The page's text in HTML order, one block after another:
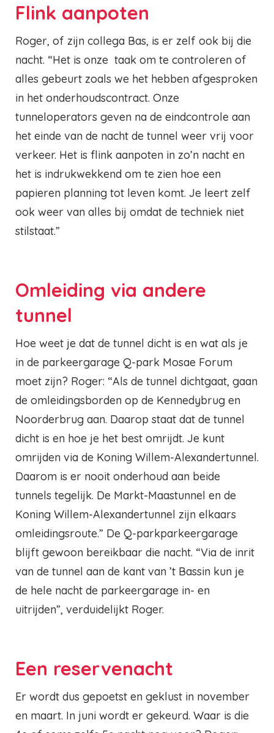
Flink aanpoten
Roger, of zijn collega Bas, is er zelf ook bij die
nacht. “Het is onze taak om te controleren of
alles gebeurt zoals we het hebben afgesproken
in het onderhoudscontract. Onze
tunneloperators geven na de eindcontrole aan
het einde van de nacht de tunnel weer vrij voor
verkeer. Het is flink aanpoten in zo’n nacht en
het is indrukwekkend om te zien hoe een
papieren planning tot leven komt. Je leert zelf
ook weer van alles bij omdat de techniek niet
stilstaat.”
Omleiding via andere
tunnel
Hoe weet je dat de tunnel dicht is en wat als je
in de parkeergarage Q-park Mosae Forum
moet zijn? Roger: “Als de tunnel dichtgaat, gaan
de omleidingsborden op de Kennedybrug en
Noorderbrug aan. Daarop staat dat de tunnel
dicht is en hoe je het best omrijdt. Je kunt
omrijden via de Koning Willem-Alexandertunnel.
Daarom is er nooit onderhoud aan beide
tunnels tegelijk. De Markt-Maastunnel en de
Koning Willem-Alexandertunnel zijn elkaars
omleidingsroute.” De Q-parkparkeergarage
blijft gewoon bereikbaar die nacht. “Via de inrit
van de tunnel aan de kant van ’t Bassin kun je
de hele nacht de parkeergarage in- en
uitrijden”, verduidelijkt Roger.
Een reservenacht
Er wordt dus gepoetst en geklust in november
en maart. In juni wordt er gekeurd. Waar is die